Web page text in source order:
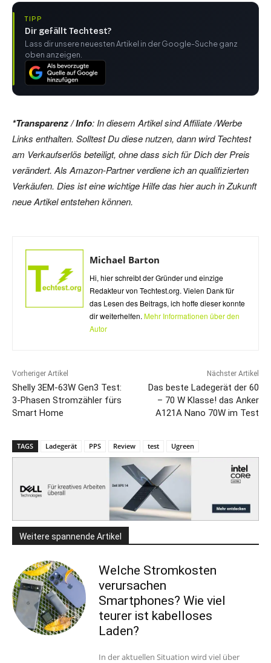
TIPP
Dir gefällt Techtest?
Lass dir unsere neuesten Artikel in der Google-Suche ganz
oben anzeigen.
*Transparenz / Info: In diesem Artikel sind Affiliate /Werbe
Links enthalten. Solltest Du diese nutzen, dann wird Techtest
am Verkaufserlös beteiligt, ohne dass sich für Dich der Preis
verändert. Als Amazon-Partner verdiene ich an qualifizierten
Verkäufen. Dies ist eine wichtige Hilfe das hier auch in Zukunft
neue Artikel entstehen können.
Michael Barton
Hi, hier schreibt der Gründer und einzige
Redakteur von Techtest.org. Vielen Dank für
das Lesen des Beitrags, ich hoffe dieser konnte
dir weiterhelfen. Mehr Informationen über den
Autor
Vorheriger Artikel
Shelly 3EM-63W Gen3 Test:
3-Phasen Stromzähler fürs
Smart Home
Nächster Artikel
Das beste Ladegerät der 60
– 70 W Klasse! das Anker
A121A Nano 70W im Test
TAGS Ladegerät PPS Review test Ugreen
Weitere spannende Artikel
Welche Stromkosten
verursachen
Smartphones? Wie viel
teurer ist kabelloses
Laden?
In der aktuellen Situation wird viel über